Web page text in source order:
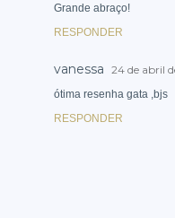
Grande abraço!
RESPONDER
vanessa 24 de abril
ótima resenha gata ,bjs
RESPONDER